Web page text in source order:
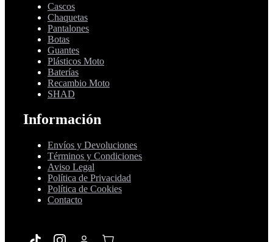
Cascos
Chaquetas
Pantalones
Botas
Guantes
Plásticos Moto
Baterías
Recambio Moto
SHAD
Información
Envíos y Devoluciones
Términos y Condiciones
Aviso Legal
Política de Privacidad
Política de Cookies
Contacto